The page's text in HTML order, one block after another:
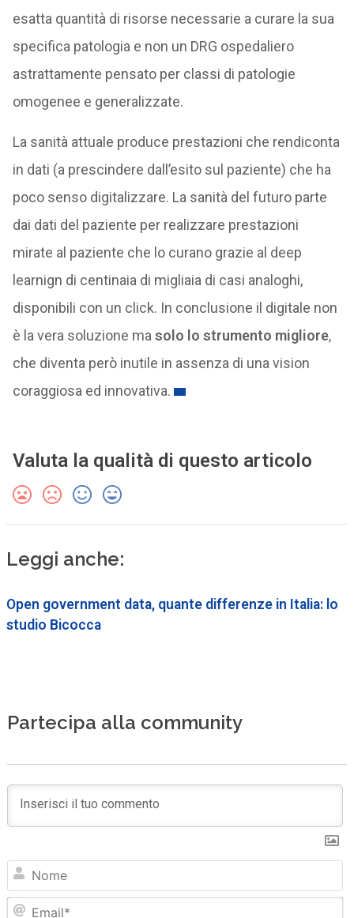
esatta quantità di risorse necessarie a curare la sua
specifica patologia e non un DRG ospedaliero
astrattamente pensato per classi di patologie
omogenee e generalizzate.
La sanità attuale produce prestazioni che rendiconta
in dati (a prescindere dall’esito sul paziente) che ha
poco senso digitalizzare. La sanità del futuro parte
dai dati del paziente per realizzare prestazioni
mirate al paziente che lo curano grazie al deep
learnign di centinaia di migliaia di casi analoghi,
disponibili con un click. In conclusione il digitale non
è la vera soluzione ma solo lo strumento migliore,
che diventa però inutile in assenza di una vision
coraggiosa ed innovativa.
Valuta la qualità di questo articolo
Leggi anche:
Open government data, quante differenze in Italia: lo
studio Bicocca
Partecipa alla community